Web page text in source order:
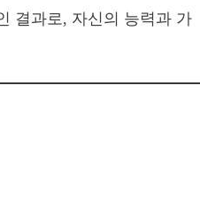
결과로, 자신의 능력과 가